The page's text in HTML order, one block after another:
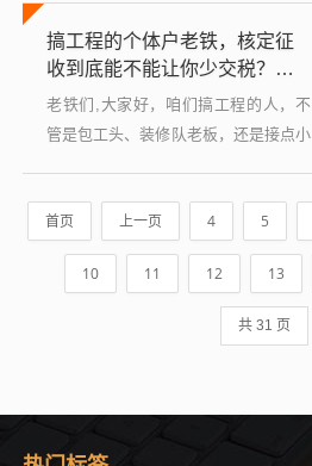
技？”我说，不是黑科技，是核定征
收，老...
搞工程的个体户老铁，核定征
收到底能不能让你少交税？别
被忽悠了，看这篇就够！
老铁们,大家好，咱们搞工程的人，不
管是包工头、装修队老板，还是接点小
到“核定征收”，眼睛就亮了，觉得这是
个...
首页 上一页 4 5
10 11 12 13
共 31 页